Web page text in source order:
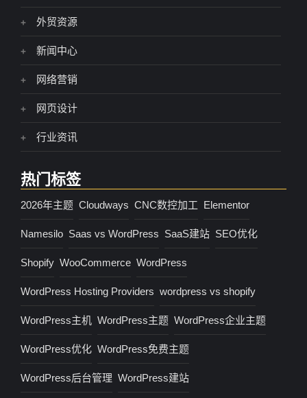
外贸资源
新闻中心
网络营销
网页设计
行业资讯
热门标签
2026年主题 Cloudways CNC数控加工 Elementor
Namesilo Saas vs WordPress SaaS建站 SEO优化
Shopify WooCommerce WordPress
WordPress Hosting Providers wordpress vs shopify
WordPress主机 WordPress主题 WordPress企业主题
WordPress优化 WordPress免费主题
WordPress后台管理 WordPress建站